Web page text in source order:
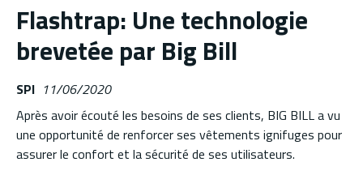
Flashtrap: Une technologie
brevetée par Big Bill
SPI 11/06/2020
Après avoir écouté les besoins de ses clients, BIG BILL a vu
une opportunité de renforcer ses vêtements ignifuges pour
assurer le confort et la sécurité de ses utilisateurs.